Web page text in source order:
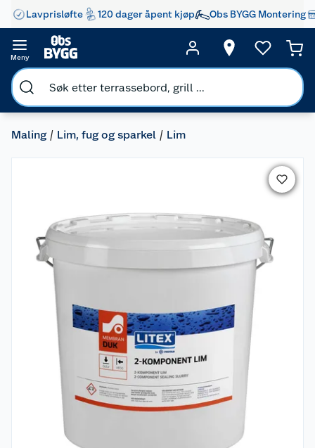
Lavprisløfte 120 dager åpent kjøp Obs BYGG Montering
Meny
Maling Lim, fug og sparkel Lim